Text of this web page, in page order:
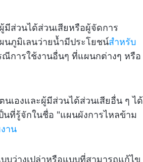
มีส่วนได้ส่วนเสียหรือผู้จัดการ
นภูมิเลนว่ายน้ำมีประโยชน์สำหรับ
การใช้งานอื่นๆ ที่แผนกต่างๆ หรือ
เองและผู้มีส่วนได้ส่วนเสียอื่น ๆ ได้
นที่รู้จักในชื่อ "แผนผังการไหลข้าม
าน
ว่างเปล่าหรือแบบที่สามารถแก้ไข